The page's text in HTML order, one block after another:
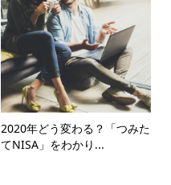
2020年どう変わる？「つみた
てNISA」をわかり...